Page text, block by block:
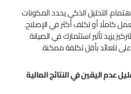
التحليل الذكي يحدد المكونات
كاملًا أو تكلف أكثر في الإصلاح.
يزيد تأثير استثمارك في الصيانة
للعائد بأقل تكلفة ممكنة.
عدم اليقين في النتائج المالية